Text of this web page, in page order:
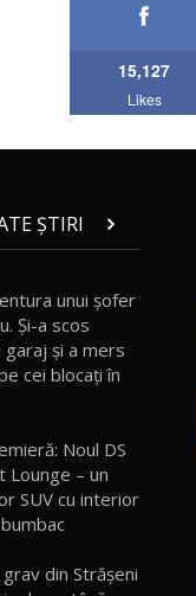
10
11
12
15,127
Likes
ȘTIRI
unui şofer
Şi-a scos
garaj şi a mers
cei blocaţi în
Noul DS
Lounge – un
SUV cu interior
din Strășeni